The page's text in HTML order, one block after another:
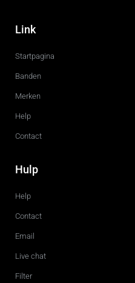
c
e
o
g
r
Link
Startpagina
Banden
Merken
Help
Contact
Hulp
Help
Contact
Email
Live chat
Filter